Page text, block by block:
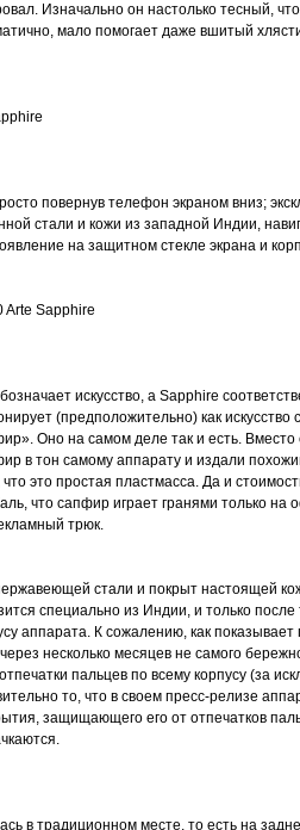
Изначально он настолько тесный,
мало помогает даже вшитый
повернув телефон экраном вниз;
стали и кожи из западной Индии,
на защитном стекле экрана и
Arte Sapphire
искусство, а Sapphire
(предположительно) как
Оно на самом деле так и есть.
в тон самому аппарату и издали
это простая пластмасса. Да и
что сапфир играет гранями только
трюк.
стали и покрыт настоящей
специально из Индии, и только
аппарата. К сожалению, как
несколько месяцев не самого
пальцев по всему корпусу (за
то, что в своем пресс-релизе
защищающего его от отпечатков
в традиционном месте, то есть на